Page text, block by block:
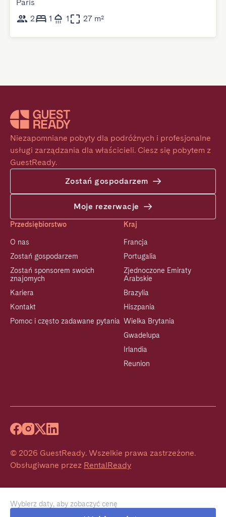
Wybierz daty, aby zobaczyć cenę
Paris
2
1 1 27 m²
Niezapomniane pobyty dla podróżnych i profesjonalne
usługi zarządzania dla właścicieli. Ciesz się pobytem z
GuestReady.
Zostań gospodarzem
Moje rezerwacje
Przedsiębiorstwo
O nas
Zostań gospodarzem
Zostań sponsorem swoich
znajomych
Kariera
Kontakt
Pomoc i często zadawane pytania
Kraj
Francja
Portugalia
Zjednoczone Emiraty
Arabskie
Brazylia
Hiszpania
Wielka Brytania
Gwadelupa
Irlandia
Reunion
© 2026 GuestReady. Wszelkie prawa zastrzeżone.
Obsługiwane przez RentalReady